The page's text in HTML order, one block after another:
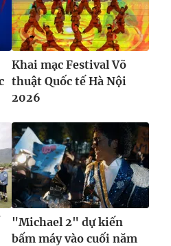
thức nếu không có sự chấp
VTV.vn khi phát hành lại
Khai mạc Festival Võ
thuật Quốc tế Hà Nội
2026
"Michael 2" dự kiến
bấm máy vào cuối năm